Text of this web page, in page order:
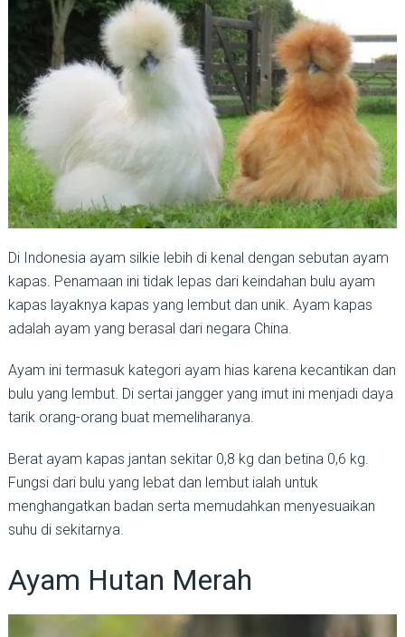
Di Indonesia ayam silkie lebih di kenal dengan sebutan ayam
kapas. Penamaan ini tidak lepas dari keindahan bulu ayam
kapas layaknya kapas yang lembut dan unik. Ayam kapas
adalah ayam yang berasal dari negara China.
Ayam ini termasuk kategori ayam hias karena kecantikan dan
bulu yang lembut. Di sertai jangger yang imut ini menjadi daya
tarik orang-orang buat memeliharanya.
Berat ayam kapas jantan sekitar 0,8 kg dan betina 0,6 kg.
Fungsi dari bulu yang lebat dan lembut ialah untuk
menghangatkan badan serta memudahkan menyesuaikan
suhu di sekitarnya.
Ayam Hutan Merah